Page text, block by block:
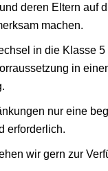
deren Eltern auf
machen.
in die Klasse
in
nur eine
erforderlich.
wir gern zur